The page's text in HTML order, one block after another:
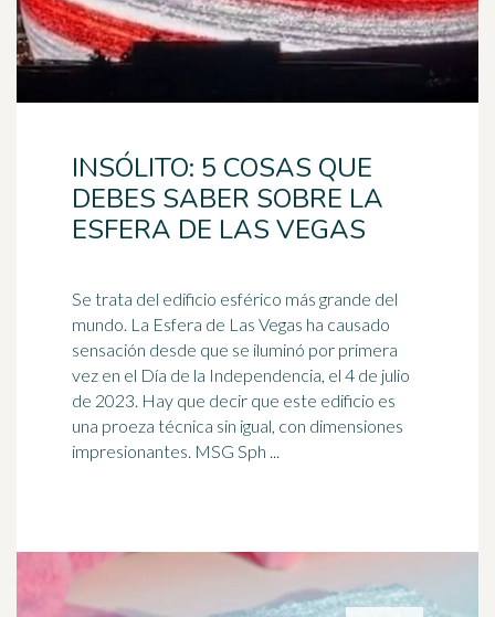
INSÓLITO: 5 COSAS QUE
DEBES SABER SOBRE LA
ESFERA DE LAS VEGAS
Se trata del edificio esférico más grande del
mundo. La Esfera de Las Vegas ha causado
sensación desde que se iluminó por primera
vez en el Día de la Independencia, el 4 de julio
de 2023. Hay que decir que este edificio es
una proeza técnica sin igual, con dimensiones
impresionantes. MSG Sph ...